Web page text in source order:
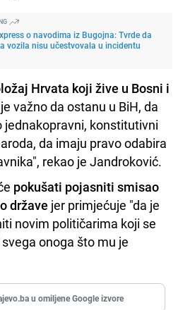
o navodima iz Bugojna: Tvrde da
vozila nisu učestvovala u incidentu
Hrvata koji žive u Bosni i
važno da ostanu u BiH, da
konstitutivni
da imaju pravo odabira
rekao je Jandroković.
pokušati pojasniti smisao
države jer primjećuje "da je
novim političarima koji se
onoga što mu je
u omiljene Google izvore